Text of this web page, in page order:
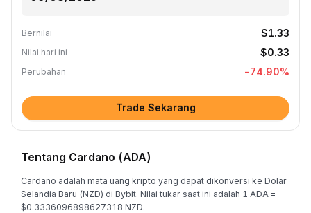
Bernilai $1.33
Nilai hari ini $0.33
Perubahan -74.90%
Trade Sekarang
Tentang Cardano (ADA)
Cardano adalah mata uang kripto yang dapat dikonversi ke Dolar
Selandia Baru (NZD) di Bybit. Nilai tukar saat ini adalah 1 ADA =
$0.3336096898627318 NZD.